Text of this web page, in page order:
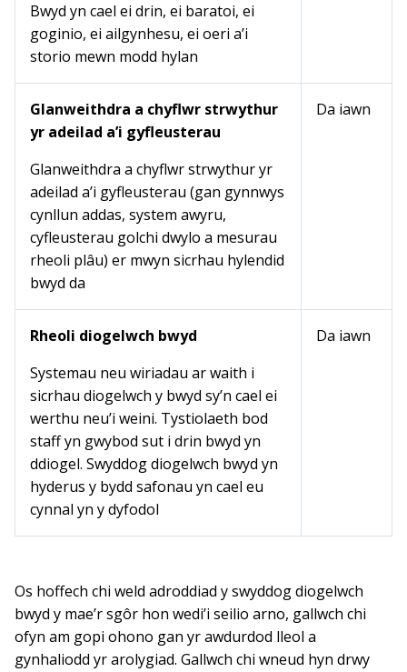
Bwyd yn cael ei drin, ei baratoi, ei
goginio, ei ailgynhesu, ei oeri a’i
storio mewn modd hylan
Glanweithdra a chyflwr strwythur
yr adeilad a’i gyfleusterau
Glanweithdra a chyflwr strwythur yr
adeilad a’i gyfleusterau (gan gynnwys
cynllun addas, system awyru,
cyfleusterau golchi dwylo a mesurau
rheoli plâu) er mwyn sicrhau hylendid
bwyd da
Da iawn
Rheoli diogelwch bwyd
Systemau neu wiriadau ar waith i
sicrhau diogelwch y bwyd sy’n cael ei
werthu neu’i weini. Tystiolaeth bod
staff yn gwybod sut i drin bwyd yn
ddiogel. Swyddog diogelwch bwyd yn
hyderus y bydd safonau yn cael eu
cynnal yn y dyfodol
Da iawn
Os hoffech chi weld adroddiad y swyddog diogelwch
bwyd y mae’r sgôr hon wedi’i seilio arno, gallwch chi
ofyn am gopi ohono gan yr awdurdod lleol a
gynhaliodd yr arolygiad. Gallwch chi wneud hyn drwy